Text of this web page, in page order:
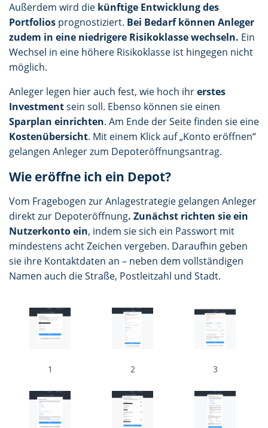
Außerdem wird die künftige Entwicklung des
Portfolios prognostiziert. Bei Bedarf können Anleger
zudem in eine niedrigere Risikoklasse wechseln. Ein
Wechsel in eine höhere Risikoklasse ist hingegen nicht
möglich.
Anleger legen hier auch fest, wie hoch ihrerstes
Investmentsein soll. Ebenso können sie einen
Sparplan einrichten. Am Ende der Seite finden sie eine
Kostenübersicht. Mit einem Klick auf „Konto eröffnen“
gelangen Anleger zum Depoteröffnungsantrag.
Wie eröffne ich ein Depot?
Vom Fragebogen zur Anlagestrategie gelangen Anleger
direkt zur Depoteröffnung. Zunächst richten sie ein
Nutzerkonto ein, indem sie sich ein Passwort mit
mindestens acht Zeichen vergeben. Daraufhin geben
sie ihre Kontaktdaten an – neben dem vollständigen
Namen auch die Straße, Postleitzahl und Stadt.
1 2 3